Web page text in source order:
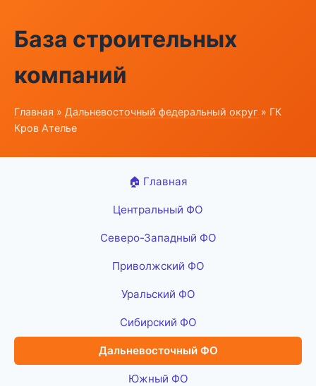
База строительных
компаний
Главная » Дальневосточный федеральный округ » ГК
Кров Ателье
🏠 Главная
Центральный ФО
Северо-Западный ФО
Приволжский ФО
Уральский ФО
Сибирский ФО
Дальневосточный ФО
Южный ФО